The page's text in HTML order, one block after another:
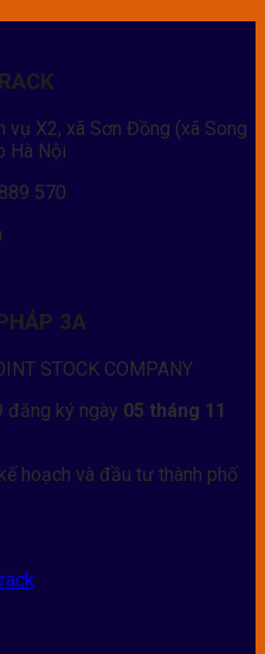
vụ X2, xã Sơn Đồng (xã Song
Hà Nội
570
3A
STOCK COMPANY
đăng ký ngày 05 tháng 11
hoạch và đầu tư thành phố